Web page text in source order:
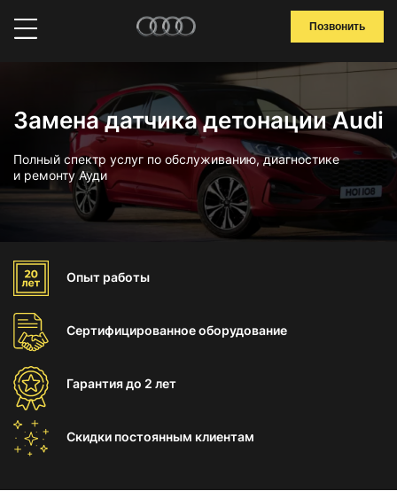
Позвонить
Замена датчика детонации Audi
Полный спектр услуг по обслуживанию, диагностике
и ремонту Ауди
Опыт работы
Сертифицированноеоборудование
Гарантиядо 2 лет
Скидки постоянным клиентам